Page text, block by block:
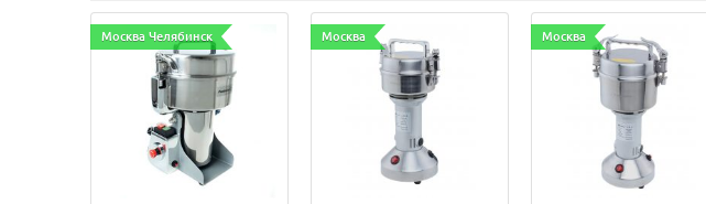
Москва Челябинск Москва Москва